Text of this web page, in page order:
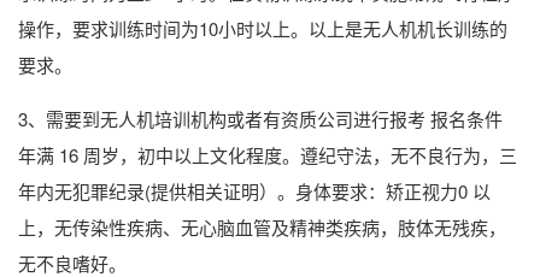
操作，要求训练时间为10小时以上。以上是无人机机长训练的
要求。
3、需要到无人机培训机构或者有资质公司进行报考 报名条件
年满 16 周岁，初中以上文化程度。遵纪守法，无不良行为，三
年内无犯罪纪录(提供相关证明）。身体要求：矫正视力0 以
上，无传染性疾病、无心脑血管及精神类疾病，肢体无残疾，
无不良嗜好。